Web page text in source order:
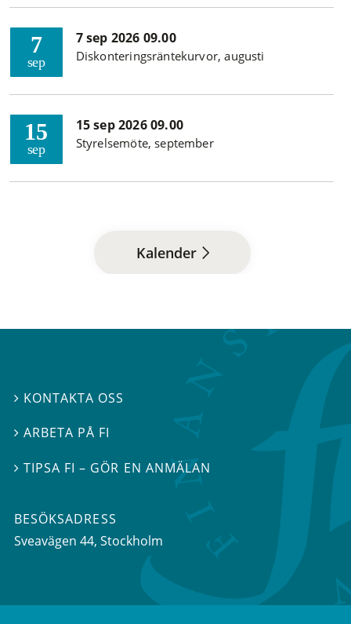
7
sep
7 sep 2026 09.00
Diskonteringsräntekurvor, augusti
15
sep
15 sep 2026 09.00
Styrelsemöte, september
Kalender
 KONTAKTA OSS
ARBETA PÅ FI
TIPSA FI – GÖR EN ANMÄLAN
BESÖKSADRESS
Sveavägen 44, Stockholm